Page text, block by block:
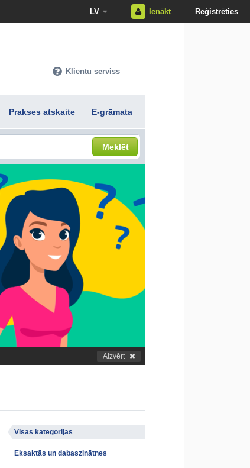
LV Ienākt Reģistrēties
Klientu serviss
Prakses atskaite E-grāmata
Meklēt
Aizvērt
Visas kategorijas
Eksaktās un dabaszinātnes